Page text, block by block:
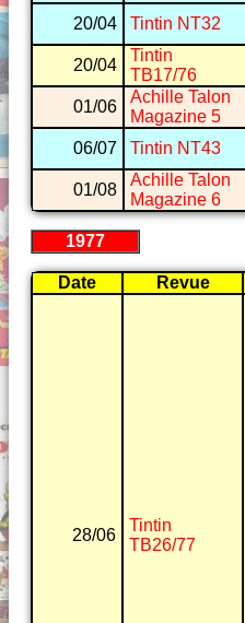
20/04 Tintin NT32
20/04
Tintin
TB17/76
01/06
Achille Talon
Magazine 5
06/07 Tintin NT43
01/08
Achille Talon
Magazine 6
1977
Date Revue
28/06
Tintin
TB26/77